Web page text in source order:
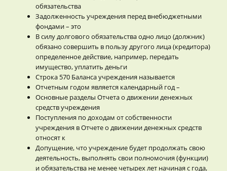
обязательства
Задолженность учреждения перед внебюджетными
фондами – это
В силу долгового обязательства одно лицо (должник)
обязано совершить в пользу другого лица (кредитора)
определенное действие, например, передать
имущество, уплатить деньги
Строка 570 Баланса учреждения называется
Отчетным годом является календарный год –
Основные разделы Отчета о движении денежных
средств учреждения
Поступления по доходам от собственности
учреждения в Отчете о движении денежных средств
относят к
Допущение, что учреждение будет продолжать свою
деятельность, выполнять свои полномочия (функции)
и обязательства не менее четырех лет начиная с года,